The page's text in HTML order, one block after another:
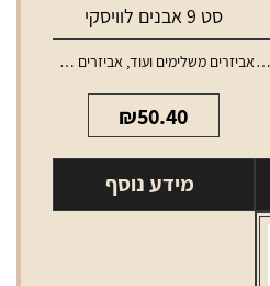
,טנקים ופודים למכשירי אידוי
סט 9 אבנים לוויסקי
אביזרים משלימים ועוד, אביזרים משלימים לאלכוהול
₪50.40
מידע נוסף